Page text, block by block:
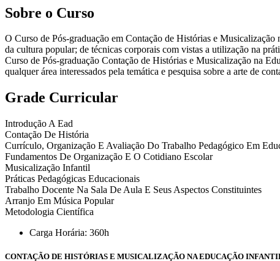
Sobre o Curso
O Curso de Pós-graduação em Contação de Histórias e
da cultura popular; de técnicas corporais com vistas a utilização na
Curso de Pós-graduação Contação de Histórias e Musicalização na
qualquer área interessados pela temática e pesquisa sobre a arte de
Grade Curricular
Introdução A Ead
Contação De História
Currículo, Organização E Avaliação Do Trabalho Pedagógico Em
Fundamentos De Organização E O Cotidiano Escolar
Musicalização Infantil
Práticas Pedagógicas Educacionais
Trabalho Docente Na Sala De Aula E Seus Aspectos Constituintes
Arranjo Em Música Popular
Metodologia Científica
Carga Horária: 360h
CONTAÇÃO DE HISTÓRIAS E MUSICALIZAÇÃO NA EDUCAÇÃO